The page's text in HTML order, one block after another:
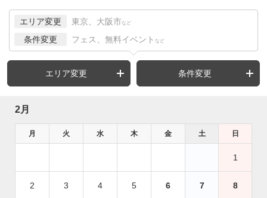
エリア変更 東京、大阪市 など
条件変更 フェス、無料イベント など
エリア変更 条件変更
2月
月 火 水 木 金 土 日
1
2 3 4 5 6 7 8